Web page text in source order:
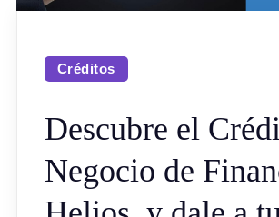
Créditos
Descubre el
Negocio de